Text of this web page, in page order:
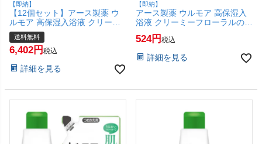
【即納】
【12個セット】アース製薬 ウ
ルモア 高保湿入浴液 クリーミ
ーフローラルの香り つめかえ
480ml×12個【浴用化粧料 入浴
剤 レフィル 詰替】【宅配便送
送料無料
6,402 税込
詳細を見る
【即納】
アース製薬 ウルモア 高保湿入
浴液 クリーミーフローラルの香
り つめかえ 480ml【浴用化粧
料 入浴剤 レフィル 詰替】
524 税込
詳細を見る